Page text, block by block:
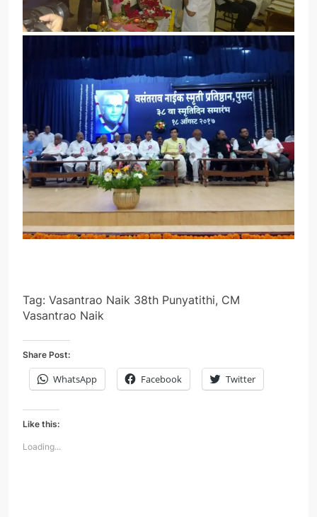
Tag: Vasantrao Naik 38th Punyatithi, CM
Vasantrao Naik
Share Post:
WhatsApp Facebook Twitter
Like this:
Loading...